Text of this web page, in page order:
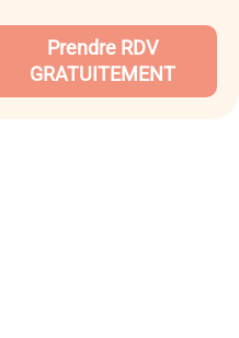
Prendre RDV
GRATUITEMENT